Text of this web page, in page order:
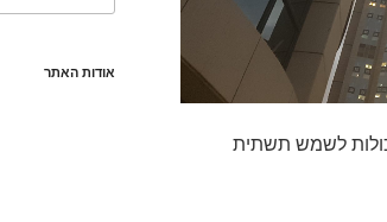
לשמש תשתית
אודות האתר